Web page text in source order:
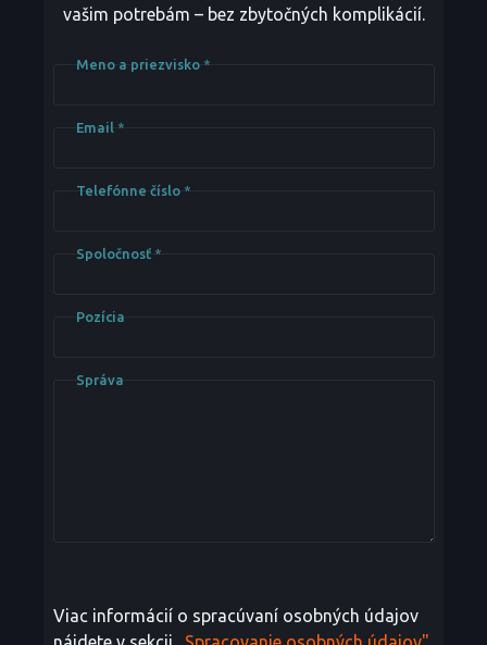
vašim potrebám – bez zbytočných komplikácií.
Meno a priezvisko *
Email *
Telefónne číslo *
Spoločnosť *
Pozícia
Správa
Viac informácií o spracúvaní osobných údajov